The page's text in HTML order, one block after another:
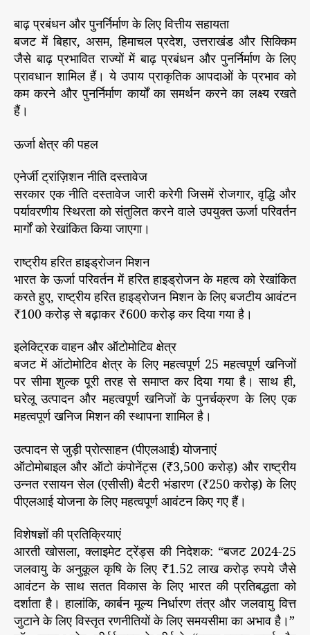
बाढ़ प्रबंधन और पुनर्निर्माण के लिए वित्तीय सहायता
बजट में बिहार, असम, हिमाचल प्रदेश, उत्तराखंड और सिक्किम
जैसे बाढ़ प्रभावित राज्यों में बाढ़ प्रबंधन और पुनर्निर्माण के लिए
प्रावधान शामिल हैं। ये उपाय प्राकृतिक आपदाओं के प्रभाव को
कम करने और पुनर्निर्माण कार्यों का समर्थन करने का लक्ष्य रखते
हैं।
ऊर्जा क्षेत्र की पहल
एनेर्जी ट्रांज़िशन नीति दस्तावेज
सरकार एक नीति दस्तावेज जारी करेगी जिसमें रोजगार, वृद्धि और
पर्यावरणीय स्थिरता को संतुलित करने वाले उपयुक्त ऊर्जा परिवर्तन
मार्गों को रेखांकित किया जाएगा।
राष्ट्रीय हरित हाइड्रोजन मिशन
भारत के ऊर्जा परिवर्तन में हरित हाइड्रोजन के महत्व को रेखांकित
करते हुए, राष्ट्रीय हरित हाइड्रोजन मिशन के लिए बजटीय आवंटन
₹100 करोड़ से बढ़ाकर ₹600 करोड़ कर दिया गया है।
इलेक्ट्रिक वाहन और ऑटोमोटिव क्षेत्र
बजट में ऑटोमोटिव क्षेत्र के लिए महत्वपूर्ण 25 महत्वपूर्ण खनिजों
पर सीमा शुल्क पूरी तरह से समाप्त कर दिया गया है। साथ ही,
घरेलू उत्पादन और महत्वपूर्ण खनिजों के पुनर्चक्रण के लिए एक
महत्वपूर्ण खनिज मिशन की स्थापना शामिल है।
उत्पादन से जुड़ी प्रोत्साहन (पीएलआई) योजनाएं
ऑटोमोबाइल और ऑटो कंपोनेंट्स (₹3,500 करोड़) और राष्ट्रीय
उन्नत रसायन सेल (एसीसी) बैटरी भंडारण (₹250 करोड़) के लिए
पीएलआई योजना के लिए महत्वपूर्ण आवंटन किए गए हैं।
विशेषज्ञों की प्रतिक्रियाएं
आरती खोसला, क्लाइमेट ट्रेंड्स की निदेशक: “बजट 2024-25
जलवायु के अनुकूल कृषि के लिए ₹1.52 लाख करोड़ रुपये जैसे
आवंटन के साथ सतत विकास के लिए भारत की प्रतिबद्धता को
दर्शाता है। हालांकि, कार्बन मूल्य निर्धारण तंत्र और जलवायु वित्त
जुटाने के लिए विस्तृत रणनीतियों के लिए समयसीमा का अभाव है।”